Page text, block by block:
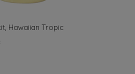
, Hawaiian Tropic